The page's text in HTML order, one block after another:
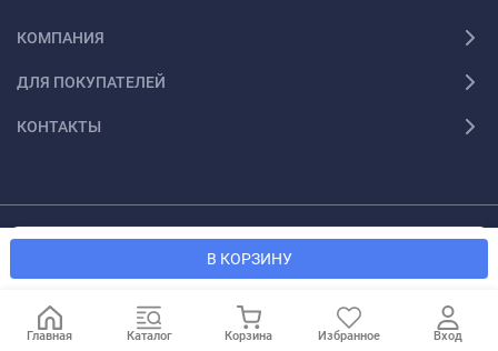
В КОРЗИНУ
КОМПАНИЯ
ДЛЯ ПОКУПАТЕЛЕЙ
КОНТАКТЫ
Главная Каталог Корзина Избранное Вход